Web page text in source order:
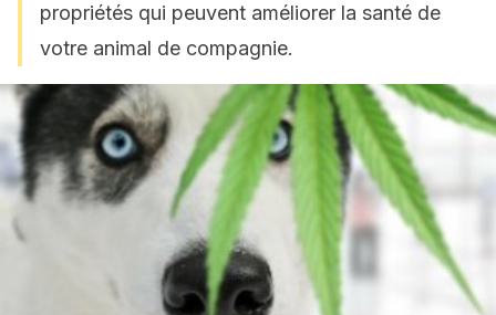
propriétés qui peuvent améliorer la santé de
votre animal de compagnie.